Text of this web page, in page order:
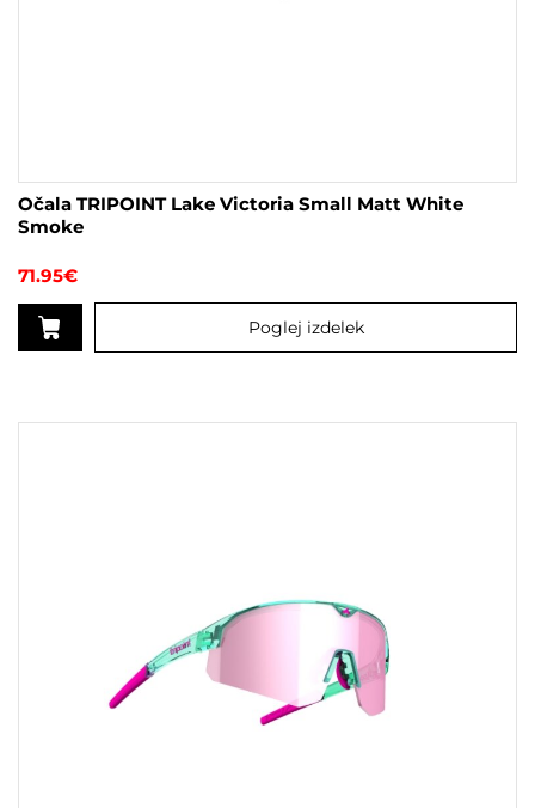
Očala TRIPOINT Lake Victoria Small Matt White
Smoke
71.95€
Poglej izdelek